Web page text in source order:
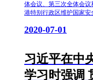
体会议、第三次全体会
港特别行政区维护国家安
2020-07-01
习近平在中
学习时强调